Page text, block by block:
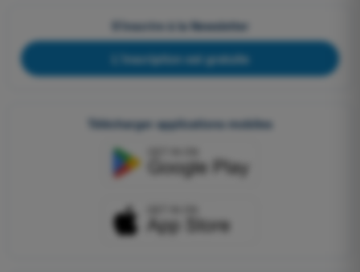
S'inscrire à la Newsletter
L'inscription est gratuite
Télécharger applications mobiles